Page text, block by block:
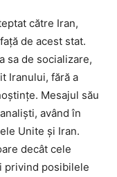
către Iran,
de acest stat.
sa de socializare,
Iranului, fără a
Mesajul său
având în
Unite și Iran.
decât cele
privind posibilele